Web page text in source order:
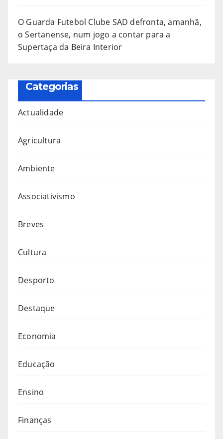
O Guarda Futebol Clube SAD defronta, amanhã,
o Sertanense, num jogo a contar para a
Supertaça da Beira Interior
Categorias
Actualidade
Agricultura
Ambiente
Associativismo
Breves
Cultura
Desporto
Destaque
Economia
Educação
Ensino
Finanças